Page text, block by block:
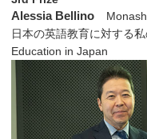
Alessia Bellino
日本の英語教育に対す
Education in Japan